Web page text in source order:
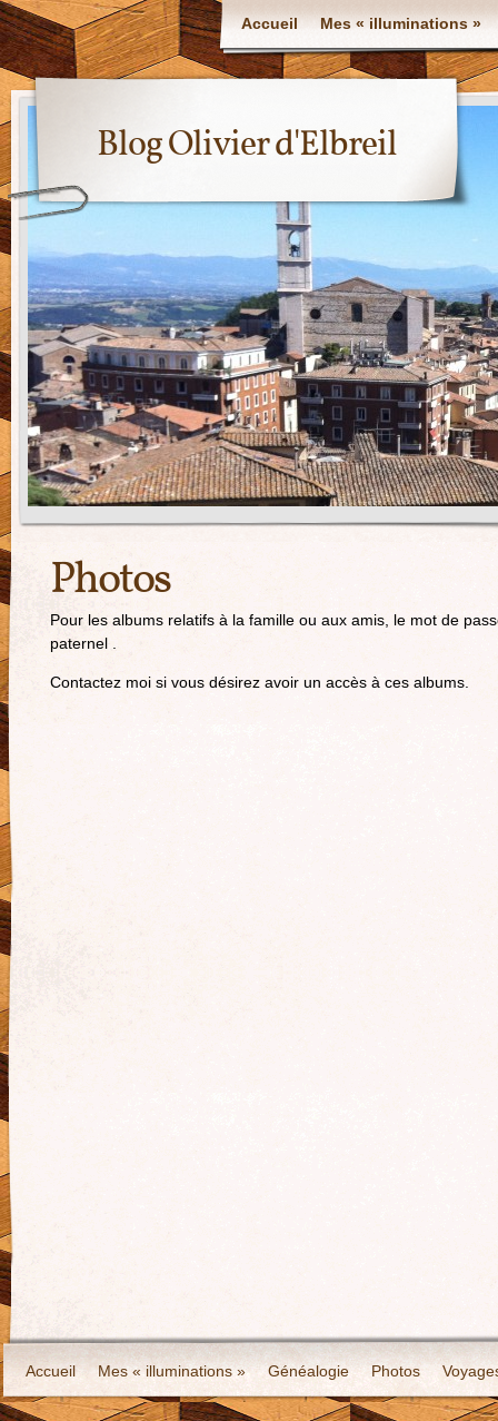
Accueil Mes « illuminations »
Blog Olivier d'Elbreil
Photos
Pour les albums relatifs à la famille ou aux amis, le mot de
paternel .
Contactez moi si vous désirez avoir un accès à ces albums.
Accueil Mes « illuminations » Généalogie Photos